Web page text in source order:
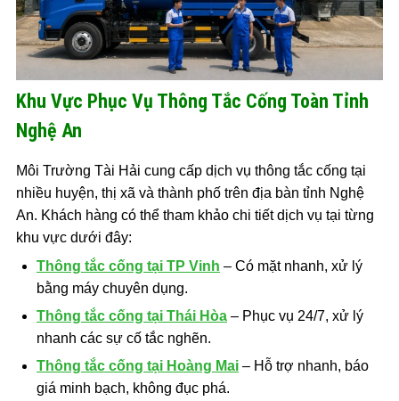
Khu Vực Phục Vụ Thông Tắc Cống Toàn Tỉnh
Nghệ An
Môi Trường Tài Hải cung cấp dịch vụ thông tắc cống tại
nhiều huyện, thị xã và thành phố trên địa bàn tỉnh Nghệ
An. Khách hàng có thể tham khảo chi tiết dịch vụ tại từng
khu vực dưới đây:
Thông tắc cống tại TP Vinh – Có mặt nhanh, xử lý
bằng máy chuyên dụng.
Thông tắc cống tại Thái Hòa – Phục vụ 24/7, xử lý
nhanh các sự cố tắc nghẽn.
Thông tắc cống tại Hoàng Mai – Hỗ trợ nhanh, báo
giá minh bạch, không đục phá.